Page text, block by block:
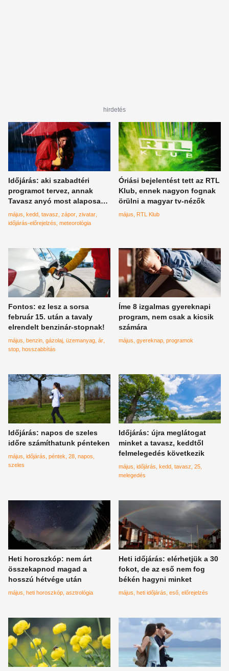
hirdetés
Időjárás: aki szabadtéri
programot tervez, annak
Tavasz anyó most alaposan
keresztbe tesz
május kedd tavasz zápor zivatar
időjárás-előrejelzés meteorológia
Óriási bejelentést tett az RTL
Klub, ennek nagyon fognak
örülni a magyar tv-nézők
május RTL Klub
Fontos: ez lesz a sorsa
február 15. után a tavaly
elrendelt benzinár-stopnak!
május benzin gázolaj üzemanyag ár
stop hosszabbítás
Íme 8 izgalmas gyereknapi
program, nem csak a kicsik
számára
május gyereknap programok
Időjárás: napos de szeles
időre számíthatunk pénteken
május időjárás péntek 28 napos
szeles
Időjárás: újra meglátogat
minket a tavasz, keddtől
felmelegedés következik
május időjárás kedd tavasz 25
melegedés
Heti horoszkóp: nem árt
összekapnod magad a
hosszú hétvége után
május heti horoszkóp asztrológia
Heti időjárás: elérhetjük a 30
fokot, de az eső nem fog
békén hagyni minket
május heti időjárás eső előrejelzés